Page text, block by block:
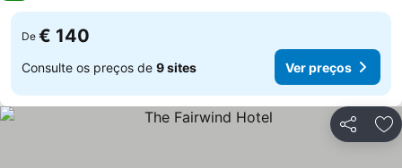
De € 140
Consulte os preços de 9 sites Ver preços
Partilhar